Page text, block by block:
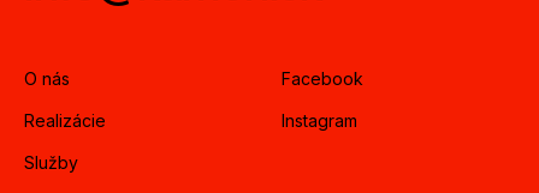
O nás
Realizácie
Služby
Facebook
Instagram